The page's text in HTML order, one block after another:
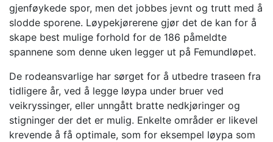
gjenføykede spor, men det jobbes jevnt og trutt med å
slodde sporene. Løypekjørerene gjør det de kan for å
skape best mulige forhold for de 186 påmeldte
spannene som denne uken legger ut på Femundløpet.
De rodeansvarlige har sørget for å utbedre traseen fra
tidligere år, ved å legge løypa under bruer ved
veikryssinger, eller unngått bratte nedkjøringer og
stigninger der det er mulig. Enkelte områder er likevel
krevende å få optimale, som for eksempel løypa som